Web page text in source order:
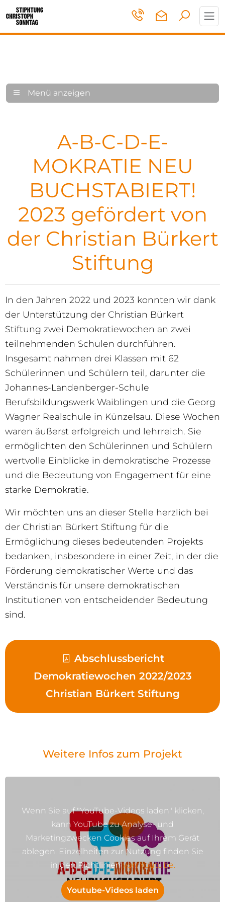
Menü anzeigen
A-B-C-D-E-
MOKRATIE NEU
BUCHSTABIERT!
2023 gefördert von
der Christian Bürkert
Stiftung
In den Jahren 2022 und 2023 konnten wir dank
der Unterstützung der Christian Bürkert
Stiftung zwei Demokratiewochen an zwei
teilnehmenden Schulen durchführen.
Insgesamt nahmen drei Klassen mit 62
Schülerinnen und Schülern teil, darunter die
Johannes-Landenberger-Schule
Berufsbildungswerk Waiblingen und die Georg
Wagner Realschule in Künzelsau. Diese Wochen
waren äußerst erfolgreich und lehrreich. Sie
ermöglichten den Schülerinnen und Schülern
wertvolle Einblicke in demokratische Prozesse
und die Bedeutung von Engagement für eine
starke Demokratie.
Wir möchten uns an dieser Stelle herzlich bei
der Christian Bürkert Stiftung für die
Ermöglichung dieses bedeutenden Projekts
bedanken, insbesondere in einer Zeit, in der die
Förderung demokratischer Werte und das
Verständnis für unsere demokratischen
Institutionen von entscheidender Bedeutung
sind.
Abschlussbericht
Demokratiewochen 2022/2023
Christian Bürkert Stiftung
Weitere Infos zum Projekt
Wenn Sie auf "YouTube-Videos laden" klicken,
kann YouTube zu Analyse- und
Marketingzwecken Cookies auf Ihrem Gerät
ablegen. Einzelheiten zur Nutzung finden Sie
in den Richtlinienvon Youtube.